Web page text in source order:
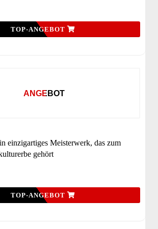
TOP-ANGEBOT
ANGEBOT
einzigartiges Meisterwerk, das zum
gehört
TOP-ANGEBOT